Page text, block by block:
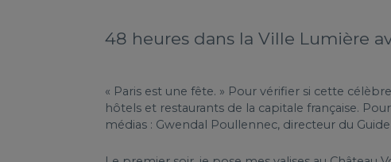
48 heures dans la Ville Lumière
« Paris est une fête. » Pour vérifier si cette
hôtels et restaurants de la capitale française.
médias : Gwendal Poullennec, directeur du